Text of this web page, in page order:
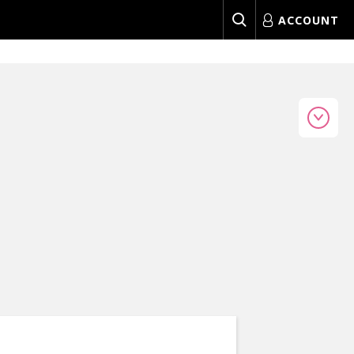
ACCOUNT